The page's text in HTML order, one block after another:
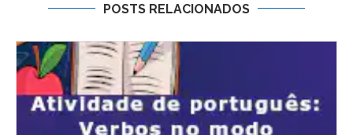
POSTS RELACIONADOS